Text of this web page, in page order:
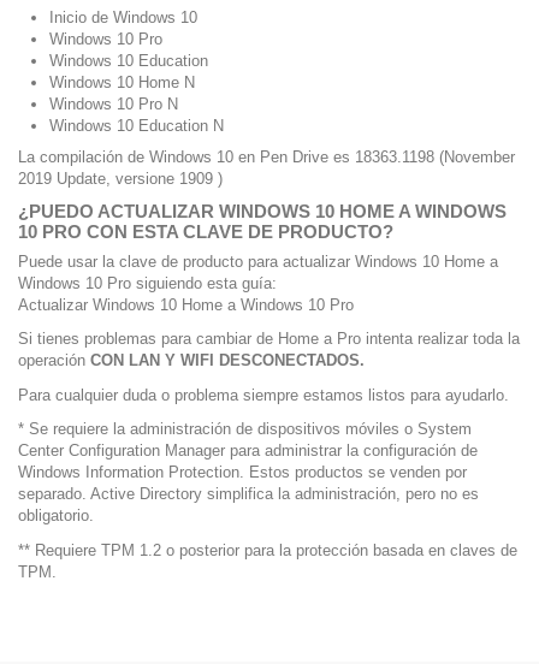
Inicio de Windows 10
Windows 10 Pro
Windows 10 Education
Windows 10 Home N
Windows 10 Pro N
Windows 10 Education N
La compilación de Windows 10 en Pen Drive es 18363.1198 (November
2019 Update, versione 1909 )
¿PUEDO ACTUALIZAR WINDOWS 10 HOME A WINDOWS
10 PRO CON ESTA CLAVE DE PRODUCTO?
Puede usar la clave de producto para actualizar Windows 10 Home a
Windows 10 Pro siguiendo esta guía:
Actualizar Windows 10 Home a Windows 10 Pro
Si tienes problemas para cambiar de Home a Pro intenta realizar toda la
operación CON LAN Y WIFI DESCONECTADOS.
Para cualquier duda o problema siempre estamos listos para ayudarlo.
* Se requiere la administración de dispositivos móviles o System
Center Configuration Manager para administrar la configuración de
Windows Information Protection. Estos productos se venden por
separado. Active Directory simplifica la administración, pero no es
obligatorio.
** Requiere TPM 1.2 o posterior para la protección basada en claves de
TPM.